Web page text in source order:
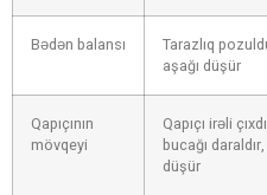
Bədən balansı
Tarazlıq
aşağı düşür
Qapıçının
mövqeyi
Qapıçı irəli
bucağı
düşür